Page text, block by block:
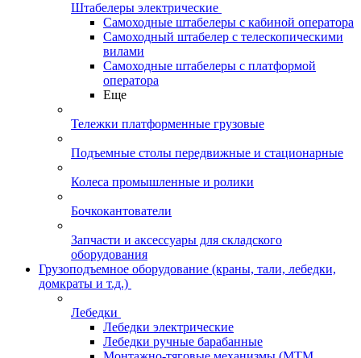
Штабелеры электрические
Самоходные штабелеры с кабиной оператора
Самоходный штабелер с телескопическими
вилами
Самоходные штабелеры с платформой
оператора
Еще
Тележки платформенные грузовые
Подъемные столы передвижные и стационарные
Колеса промышленные и ролики
Бочкокантователи
Запчасти и аксессуары для складского
оборудования
Грузоподъемное оборудование (краны, тали, лебедки,
домкраты и т.д.)
Лебедки
Лебедки электрические
Лебедки ручные барабанные